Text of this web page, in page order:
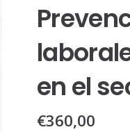
en el
€360,00